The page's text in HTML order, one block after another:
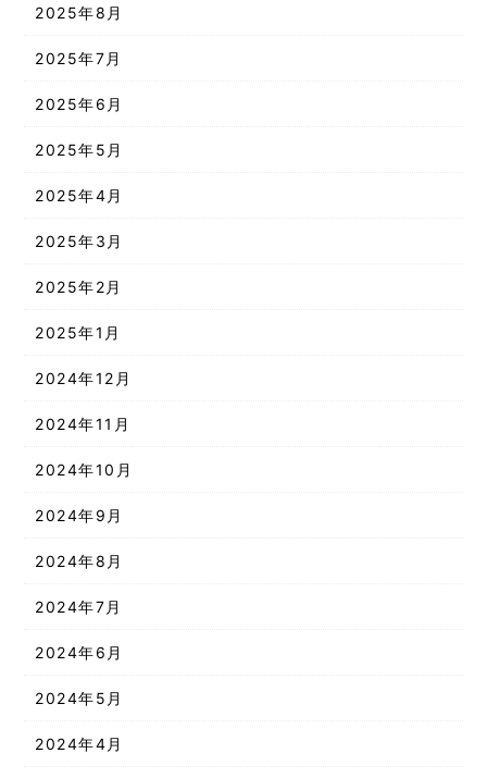
2025年8月
2025年7月
2025年6月
2025年5月
2025年4月
2025年3月
2025年2月
2025年1月
2024年12月
2024年11月
2024年10月
2024年9月
2024年8月
2024年7月
2024年6月
2024年5月
2024年4月